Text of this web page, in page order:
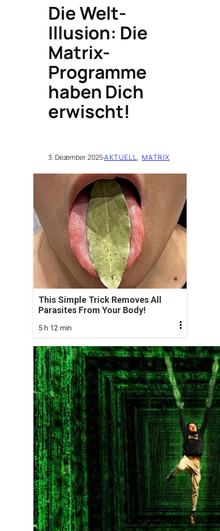
Die Welt-
Illusion: Die
Matrix-
Programme
haben Dich
erwischt!
3. Dezember 2025·AKTUELL , MATRIX
This Simple Trick Removes All
Parasites From Your Body!
5 h 12 min